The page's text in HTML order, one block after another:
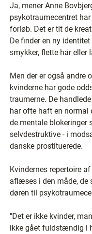
Ja, mener Anne
psykotraumecentret
forløb. Det er tit de
De finder en ny
smykker, flette hår eller
Men der er også andre
kvinderne har gode
traumerne. De
har ofte haft en
de mentale blokeringer
selvdestruktive - i
danske prostituerede.
Kvindernes repertoire
aflæses i den måde, de
døren til
"Det er ikke kvinder,
ikke gået fuldstændig i